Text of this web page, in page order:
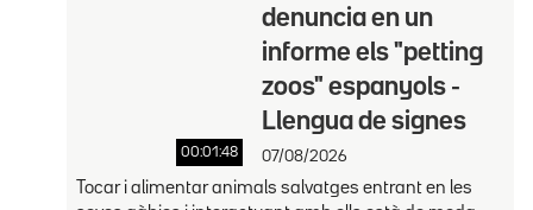
00:01:48
denuncia en un
informe els "petting
zoos" espanyols -
Llengua de signes
07/08/2026
Tocar i alimentar animals salvatges entrant en les